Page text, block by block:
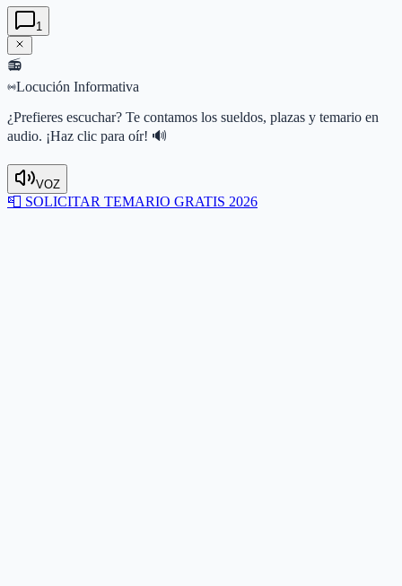
1
📻
Locución Informativa
¿Prefieres escuchar? Te contamos los sueldos, plazas y temario en
audio. ¡Haz clic para oír! 🔊
VOZ
📮 SOLICITAR TEMARIO GRATIS 2026